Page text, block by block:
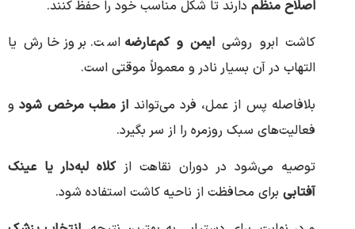
اصلاح منظم دارند تا شکل مناسب خود را حفظ کنند.
کاشت ابرو روشی ایمن و کم‌عارضه است. بروز خارش یا
التهاب در آن بسیار نادر و معمولاً موقتی است.
بلافاصله پس از عمل، فرد می‌تواند از مطب مرخص شودو
فعالیت‌های سبک روزمره را از سر بگیرد.
توصیه می‌شود در دوران نقاهت ازکلاه لبه‌دار یا عینک
آفتابی برای محافظت از ناحیه کاشت استفاده شود.